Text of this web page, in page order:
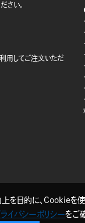
さい。
用してご注文いただ
を目的に、Cookieを使
イバシーポリシーをご